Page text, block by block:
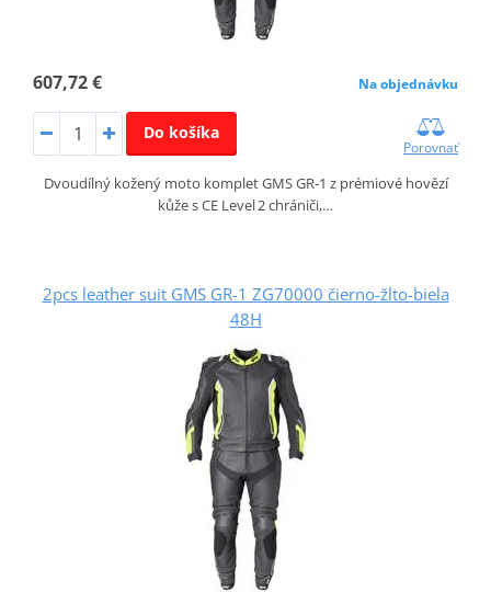
607,72 € Na objednávku
Do košíka
Porovnať
Dvoudílný kožený moto komplet GMS GR‑1 z prémiové hovězí
kůže s CE Level 2 chrániči,…
2pcs leather suit GMS GR-1 ZG70000 čierno-žlto-biela
48H